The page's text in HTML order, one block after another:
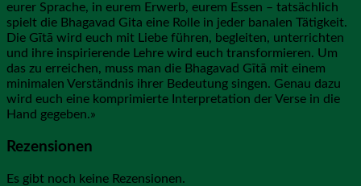
eurer Sprache, in eurem Erwerb, eurem Essen – tatsächlich
spielt die Bhagavad Gita eine Rolle in jeder banalen Tätigkeit.
Die Gītā wird euch mit Liebe führen, begleiten, unterrichten
und ihre inspirierende Lehre wird euch transformieren. Um
das zu erreichen, muss man die Bhagavad Gītā mit einem
minimalen Verständnis ihrer Bedeutung singen. Genau dazu
wird euch eine komprimierte Interpretation der Verse in die
Hand gegeben.»
Rezensionen
Es gibt noch keine Rezensionen.